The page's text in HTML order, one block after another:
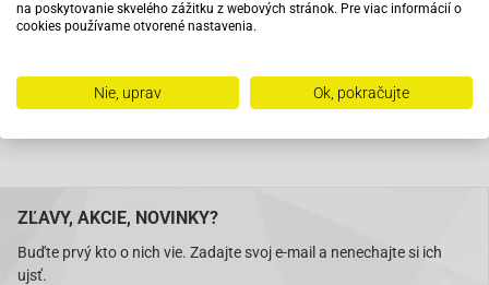
Na trhu od roku 2007
Skladom 11288 položiek
ZĽAVY, AKCIE, NOVINKY?
Buďte prvý kto o nich vie. Zadajte svoj e-mail a nenechajte si ich
ujsť.
na poskytovanie skvelého zážitku z webových stránok. Pre viac informácií o
cookies používame otvorené nastavenia.
Nie, uprav Ok, pokračujte